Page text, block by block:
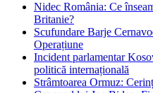
Nidec România: Ce
Britanie?
Scufundare Barje
Operațiune
Incident parlamentar
politică internațională
Strâmtoarea Ormuz: